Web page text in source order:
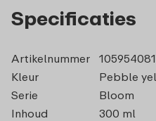
Specificaties
Artikelnummer
Kleur
Pebble
Serie
Bloom
Inhoud
300 ml